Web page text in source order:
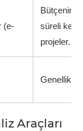
(e-
Bütçenin
süreli
projeler.
Genellikle
Araçları